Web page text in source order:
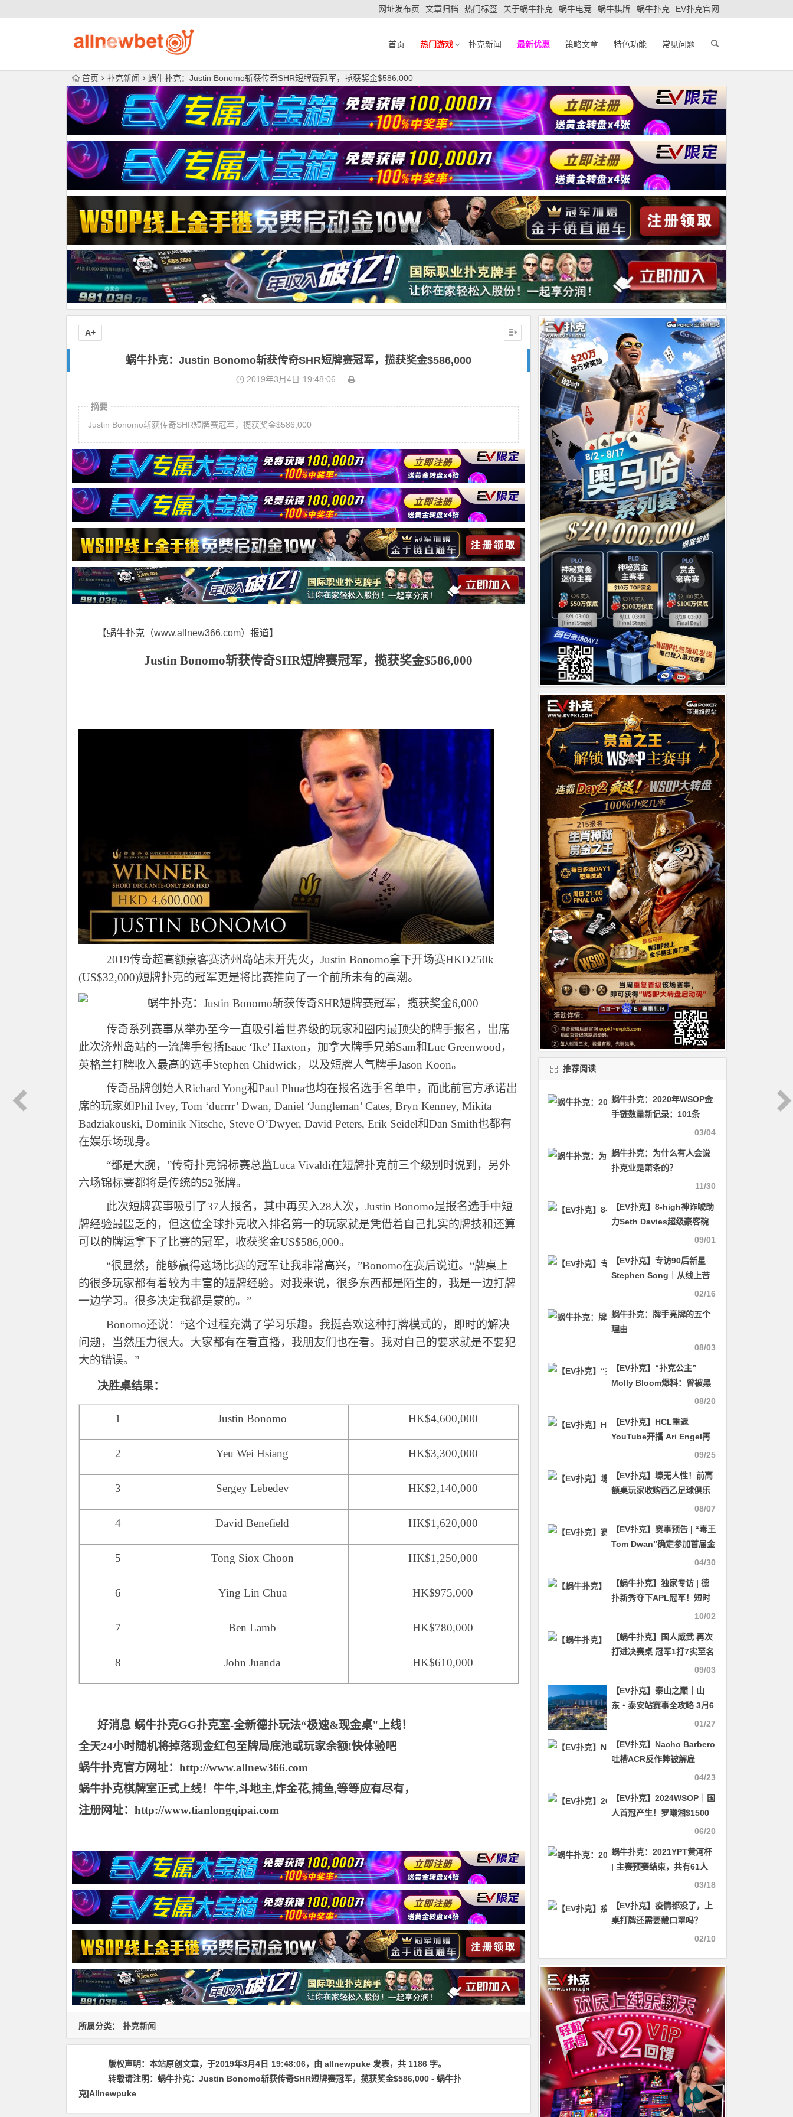
网址发布页 文章归档 热门标签 关于蜗牛扑克 蜗牛电竞 蜗牛棋牌 蜗牛扑克 EV扑克官网
首页 热门游戏 扑克新闻 最新优惠 策略文章 特色功能 常见问题
首页 扑克新闻 蜗牛扑克：Justin Bonomo斩获传奇SHR短牌赛冠军，揽获奖金$586,000
蜗牛扑克：Justin Bonomo斩获传奇SHR短牌赛冠军，揽获奖金$586,000
2019年3月4日 19:48:06
摘要
Justin Bonomo斩获传奇SHR短牌赛冠军，揽获奖金$586,000
【蜗牛扑克（www.allnew366.com）报道】
Justin Bonomo斩获传奇SHR短牌赛冠军，揽获奖金$586,000
2019传奇超高额豪客赛济州岛站未开先火，Justin Bonomo拿下开场赛HKD250k
(US$32,000)短牌扑克的冠军更是将比赛推向了一个前所未有的高潮。
传奇系列赛事从举办至今一直吸引着世界级的玩家和圈内最顶尖的牌手报名，出席
此次济州岛站的一流牌手包括Isaac ‘Ike’ Haxton，加拿大牌手兄弟Sam和Luc Greenwood，
英格兰打牌收入最高的选手Stephen Chidwick，以及短牌人气牌手Jason Koon。
传奇品牌创始人Richard Yong和Paul Phua也均在报名选手名单中，而此前官方承诺出
席的玩家如Phil Ivey, Tom ‘durrrr’ Dwan, Daniel ‘Jungleman’ Cates, Bryn Kenney, Mikita
Badziakouski, Dominik Nitsche, Steve O’Dwyer, David Peters, Erik Seidel和Dan Smith也都有
在娱乐场现身。
“都是大腕，”传奇扑克锦标赛总监Luca Vivaldi在短牌扑克前三个级别时说到，另外
六场锦标赛都将是传统的52张牌。
此次短牌赛事吸引了37人报名，其中再买入28人次，Justin Bonomo是报名选手中短
牌经验最匮乏的，但这位全球扑克收入排名第一的玩家就是凭借着自己扎实的牌技和还算
可以的牌运拿下了比赛的冠军，收获奖金US$586,000。
“很显然，能够赢得这场比赛的冠军让我非常高兴，”Bonomo在赛后说道。“牌桌上
的很多玩家都有着较为丰富的短牌经验。对我来说，很多东西都是陌生的，我是一边打牌
一边学习。很多决定我都是蒙的。”
Bonomo还说：“这个过程充满了学习乐趣。我挺喜欢这种打牌模式的，即时的解决
问题，当然压力很大。大家都有在看直播，我朋友们也在看。我对自己的要求就是不要犯
大的错误。”
决胜桌结果：
1 Justin Bonomo HK$4,600,000
2 Yeu Wei Hsiang HK$3,300,000
3 Sergey Lebedev HK$2,140,000
4 David Benefield HK$1,620,000
5 Tong Siox Choon HK$1,250,000
6 Ying Lin Chua HK$975,000
7 Ben Lamb HK$780,000
8 John Juanda HK$610,000
好消息 蜗牛扑克GG扑克室-全新德扑玩法“极速&现金桌"上线！
全天24小时随机将掉落现金红包至牌局底池或玩家余额!快体验吧
蜗牛扑克官方网址：http://www.allnew366.com
蜗牛扑克棋牌室正式上线！牛牛,斗地主,炸金花,捕鱼,等等应有尽有，
注册网址：http://www.tianlongqipai.com
A+
所属分类： 扑克新闻
版权声明： 本站原创文章，于2019年3月4日 19:48:06，由 allnewpuke 发表，共 1186 字。
转载请注明： 蜗牛扑克：Justin Bonomo斩获传奇SHR短牌赛冠军，揽获奖金$586,000 - 蜗牛扑
克|Allnewpuke
推荐阅读
蜗牛扑克：2020年WSOP金
手链数量新记录：101条
03/04
蜗牛扑克：为什么有人会说
扑克业是萧条的？
11/30
【EV扑克】8-high神诈唬助
力Seth Davies超级豪客碗
夺冠，奖金超320万美元09/01
【EV扑克】专访90后新星
Stephen Song｜从线上苦
练十年，到成为三冠王的大
02/16
蜗牛扑克：牌手亮牌的五个
理由
08/03
【EV扑克】“扑克公主”
Molly Bloom爆料：曾被黑
08/20
【EV扑克】HCL重返
YouTube开播 Ari Engel再
创纪录夺得第18枚WSOP金
09/25
【EV扑克】壕无人性！前高
额桌玩家收购西乙足球俱乐
08/07
【EV扑克】赛事预告 | “毒王
Tom Dwan”确定参加首届金
貝杯竞技扑克锦标赛，现在
技！！
04/30
【蜗牛扑克】独家专访 | 德
扑新秀夺下APL冠军！短时
间内进步神速的秘诀 看过的
10/02
【蜗牛扑克】国人威武 再次
打进决赛桌 冠军1打7实至名
09/03
【EV扑克】泰山之巅｜山
东・泰安站赛事全攻略 3月6
日-11日（场地、美食、文化
01/27
【EV扑克】Nacho Barbero
吐槽ACR反作弊被解雇
04/23
【EV扑克】2024WSOP｜国
人首冠产生！罗曦湘$1500
混合游戏夺冠，赢得人生首
06/20
蜗牛扑克：2021YPT黄河杯
| 主赛预赛结束，共有61人
03/18
【EV扑克】疫情都没了，上
桌打牌还需要戴口罩吗？
02/10